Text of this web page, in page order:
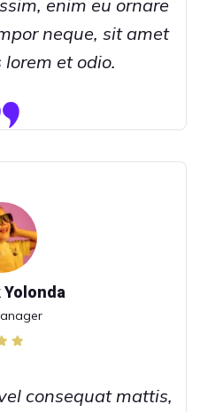
enim eu ornare
neque, sit amet
et odio.
consequat mattis,